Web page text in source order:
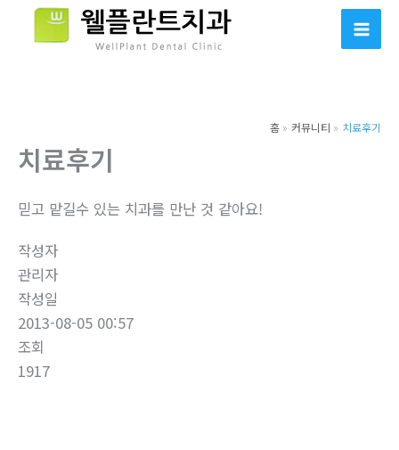
홈 커뮤니티 치료후기
치료후기
믿고 맡길수 있는 치과를 만난 것 같아요!
작성자
관리자
작성일
2013-08-05 00:57
조회
1917